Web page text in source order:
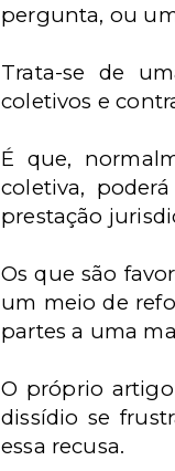
pergunta, ou
Trata-se de
coletivos e
É que,
coletiva,
prestação
Os que são
um meio de
partes a uma
O próprio
dissídio se
essa recusa.